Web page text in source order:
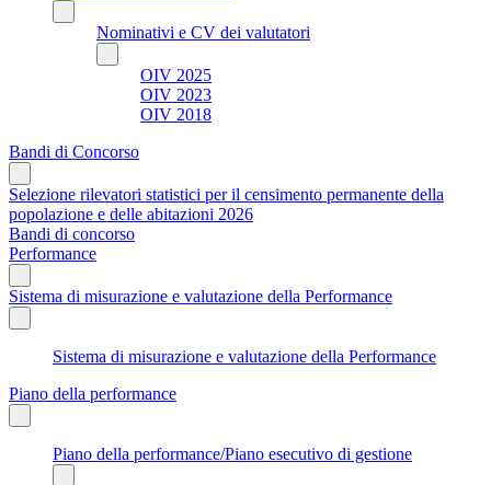
Nominativi e CV dei valutatori
OIV 2025
OIV 2023
OIV 2018
Bandi di Concorso
Selezione rilevatori statistici per il censimento permanente della
popolazione e delle abitazioni 2026
Bandi di concorso
Performance
Sistema di misurazione e valutazione della Performance
Sistema di misurazione e valutazione della Performance
Piano della performance
Piano della performance/Piano esecutivo di gestione